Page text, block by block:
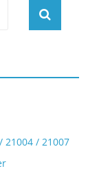
21004 / 21007